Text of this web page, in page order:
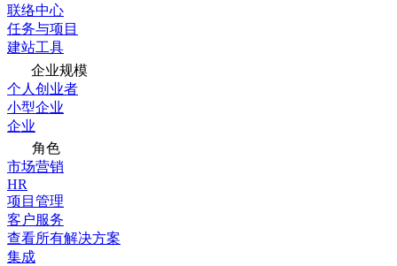
联络中心
任务与项目
建站工具
企业规模
个人创业者
小型企业
企业
角色
市场营销
HR
项目管理
客户服务
查看所有解决方案
集成